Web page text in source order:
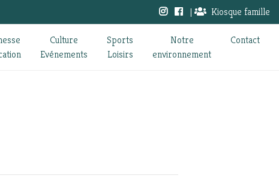
| Kiosque famille
Culture
Evénements
Sports
Loisirs
Notre
environnement
Contact